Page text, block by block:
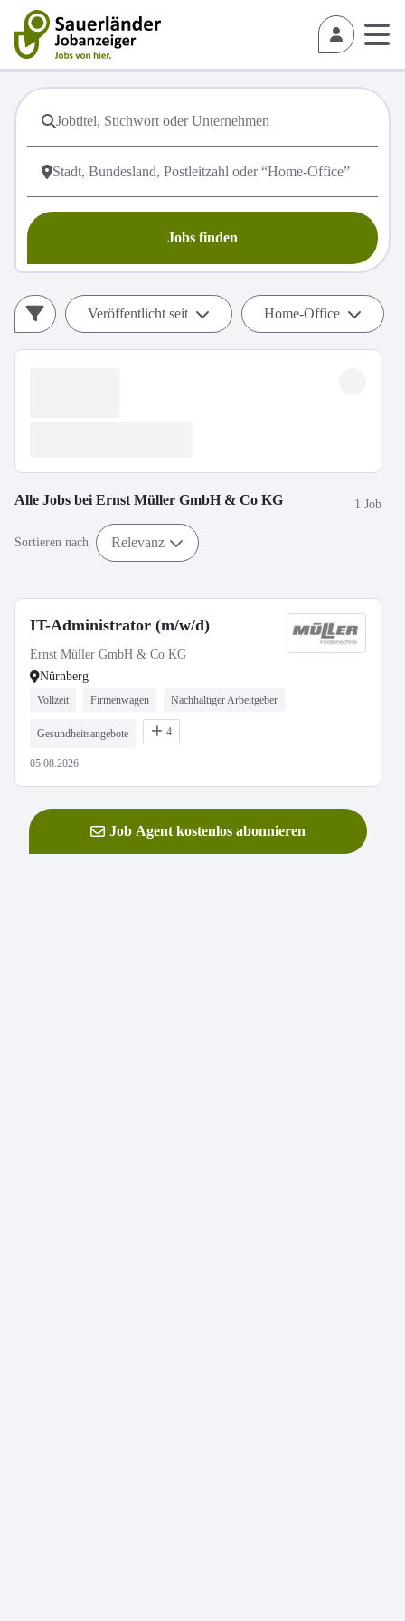
Jobs finden
Veröffentlicht seit Home-Office
Alle Jobs bei Ernst Müller GmbH & Co KG 1 Job
Sortieren nach Relevanz
IT-Administrator (m/w/d)
Ernst Müller GmbH & Co KG
Nürnberg
Vollzeit Firmenwagen Nachhaltiger Arbeitgeber
Gesundheitsangebote 4
05.08.2026
Job Agent kostenlos abonnieren